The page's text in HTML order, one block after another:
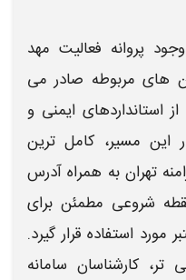
پروانه فعالیتمهد
مربوطه صادر می
ایمنی و
مسیر،کامل ترین
به همراه آدرس
شروعی مطمئن برای
استفاده قرار گیرد.
کارشناسان سامانه